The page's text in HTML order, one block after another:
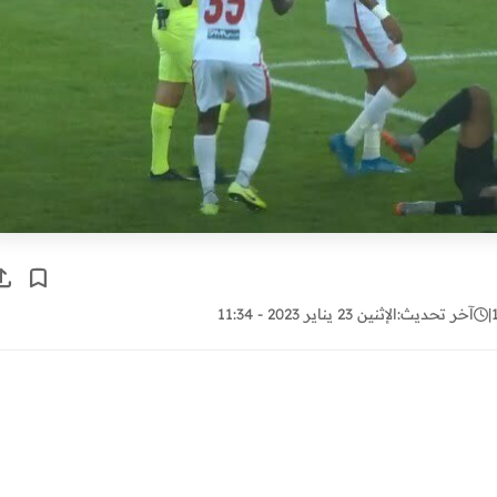
| آخر تحديث:الإثنين 23 يناير 2023 - 11:34